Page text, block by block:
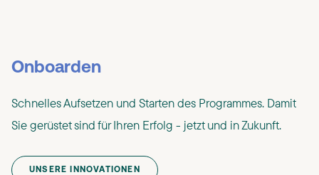
Onboarden
Schnelles Aufsetzen und Starten des Programmes. Damit
Sie gerüstet sind für Ihren Erfolg - jetzt und in Zukunft.
UNSERE INNOVATIONEN